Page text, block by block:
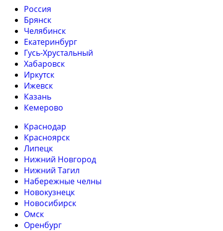
Россия
Брянск
Челябинск
Екатеринбург
Гусь-Хрустальный
Хабаровск
Иркутск
Ижевск
Казань
Кемерово
Краснодар
Красноярск
Липецк
Нижний Новгород
Нижний Тагил
Набережные челны
Новокузнецк
Новосибирск
Омск
Оренбург